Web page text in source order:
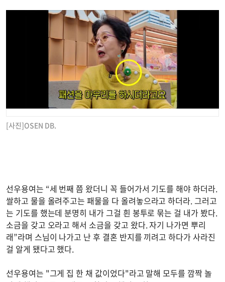
[사진]OSEN DB.
선우용여는 “세 번째 쯤 왔더니 꼭 들어가서 기도를 해야 하더라.
쌀하고 물을 올려주고는 패물을 다 올려놓으라고 하더라. 그러고
는 기도를 했는데 분명히 내가 그걸 흰 봉투로 묶는 걸 내가 봤다.
소금을 갖고 오라고 해서 소금을 갖고 왔다. 자기 나가면 뿌리
래”라며 스님이 나가고 난 후 결혼 반지를 끼려고 하다가 사라진
걸 알게 됐다고 했다.
선우용여는 "그게 집 한 채 값이었다"라고 말해 모두를 깜짝 놀